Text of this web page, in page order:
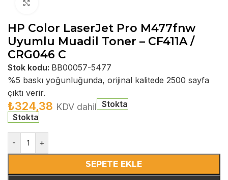
HP Color LaserJet Pro M477fnw
Uyumlu Muadil Toner – CF411A /
CRG046 C
Stok kodu: BB00057-5477
%5 baskı yoğunluğunda, orijinal kalitede 2500 sayfa
çıktı verir.
₺324,38 KDV dahil Stokta
Stokta
- +
SEPETE EKLE